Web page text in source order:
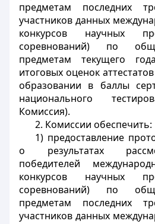
предметам последних
участников данных
конкурсов научных
соревнований) по
предметам текущего
итоговых оценок
образовании в баллы
национального
Комиссия).
2. Комиссии обеспечить:
1) предоставление
о результатах
победителей
конкурсов научных
соревнований) по
предметам последних
участников данных